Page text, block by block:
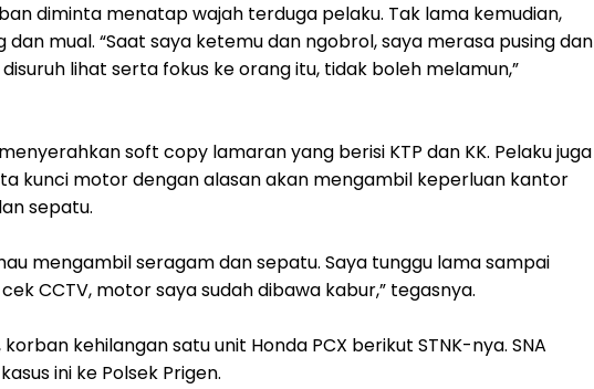
diminta menatap wajah terduga pelaku. Tak lama kemudian,
dan mual. “Saat saya ketemu dan ngobrol, saya merasa pusing dan
lihat serta fokus ke orang itu, tidak boleh melamun,”
soft copy lamaran yang berisi KTP dan KK. Pelaku juga
kunci motor dengan alasan akan mengambil keperluan kantor
sepatu.
mengambil seragam dan sepatu. Saya tunggu lama sampai
CCTV, motor saya sudah dibawa kabur,” tegasnya.
kehilangan satu unit Honda PCX berikut STNK-nya. SNA
ini ke Polsek Prigen.